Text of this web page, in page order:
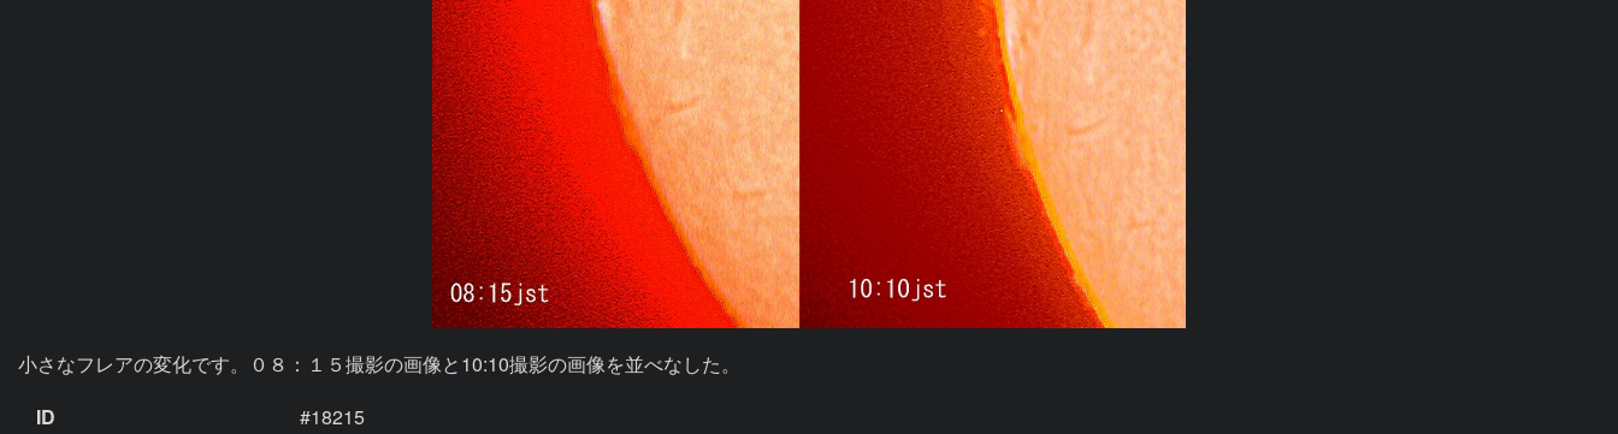
小さなフレアの変化です。０８：１５撮影の画像と10:10撮影の画像を並べなした。
ID
#18215